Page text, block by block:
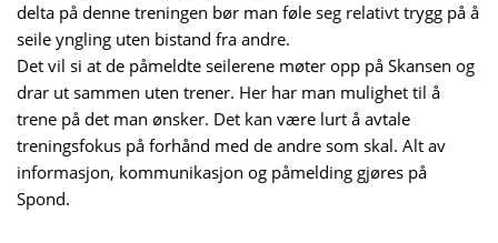
delta på denne treningen bør man føle seg relativt trygg på å
seile yngling uten bistand fra andre.
Det vil si at de påmeldte seilerene møter opp på Skansen og
drar ut sammen uten trener. Her har man mulighet til å
trene på det man ønsker. Det kan være lurt å avtale
treningsfokus på forhånd med de andre som skal. Alt av
informasjon, kommunikasjon og påmelding gjøres på
Spond.